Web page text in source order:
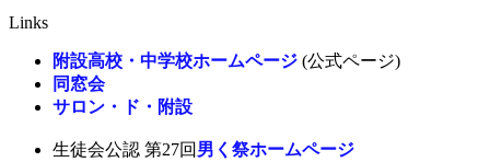
Links
附設高校・中学校ホームページ (公式ページ)
同窓会
サロン・ド・附設
生徒会公認 第27回 男く祭ホームページ